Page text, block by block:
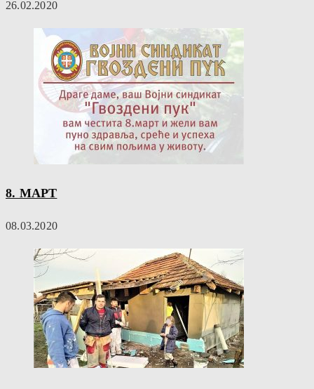
26.02.2020
8. МАРТ
08.03.2020